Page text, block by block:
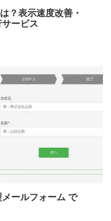
？表示速度改善・
ービス
メールフォーム で